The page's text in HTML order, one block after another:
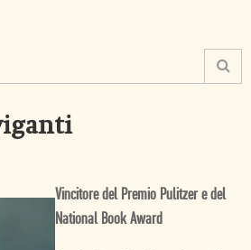
Vincitore del Premio Pulitzer e del
National Book Award